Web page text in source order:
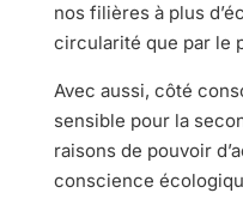
nos filières à plus
circularité que par le
Avec aussi, côté
sensible pour la
raisons de pouvoir
conscience